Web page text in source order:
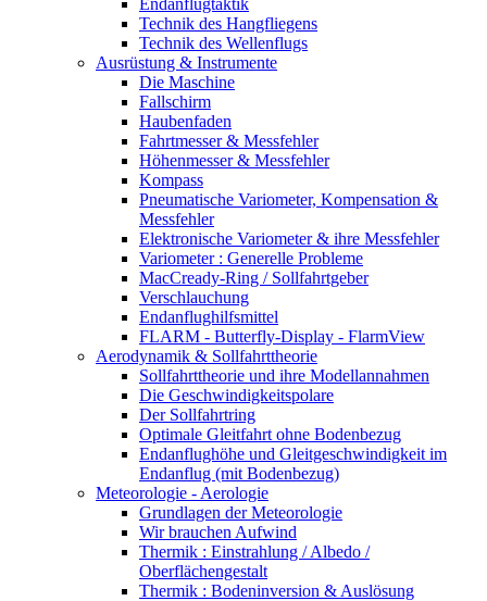
Endanflugtaktik
Technik des Hangfliegens
Technik des Wellenflugs
Ausrüstung & Instrumente
Die Maschine
Fallschirm
Haubenfaden
Fahrtmesser & Messfehler
Höhenmesser & Messfehler
Kompass
Pneumatische Variometer, Kompensation &
Messfehler
Elektronische Variometer & ihre Messfehler
Variometer : Generelle Probleme
MacCready-Ring / Sollfahrtgeber
Verschlauchung
Endanflughilfsmittel
FLARM - Butterfly-Display - FlarmView
Aerodynamik & Sollfahrttheorie
Sollfahrttheorie und ihre Modellannahmen
Die Geschwindigkeitspolare
Der Sollfahrtring
Optimale Gleitfahrt ohne Bodenbezug
Endanflughöhe und Gleitgeschwindigkeit im
Endanflug (mit Bodenbezug)
Meteorologie - Aerologie
Grundlagen der Meteorologie
Wir brauchen Aufwind
Thermik : Einstrahlung / Albedo /
Oberflächengestalt
Thermik : Bodeninversion & Auslösung